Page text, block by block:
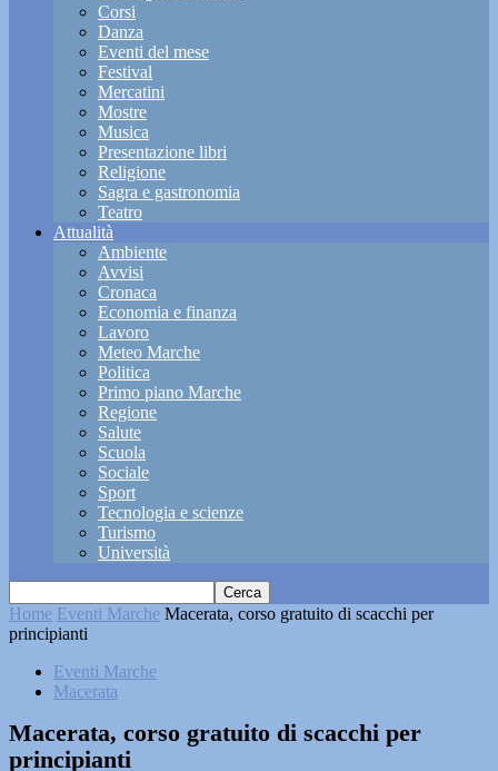
Corsi
Danza
Eventi del mese
Festival
Mercatini
Mostre
Musica
Presentazione libri
Religione
Sagra e gastronomia
Teatro
Attualità
Ambiente
Avvisi
Cronaca
Economia e finanza
Lavoro
Meteo Marche
Politica
Primo piano Marche
Regione
Salute
Scuola
Sociale
Sport
Tecnologia e scienze
Turismo
Università
Home Eventi Marche Macerata, corso gratuito di scacchi per
principianti
Eventi Marche
Macerata
Macerata, corso gratuito di scacchi per
principianti